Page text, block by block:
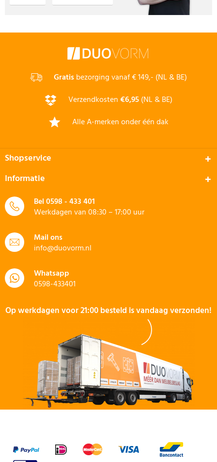
Gratisbezorging vanaf € 149,- (NL & BE)
Verzendkosten€6,95(NL & BE)
Alle A-merken onder één dak
Shopservice
Informatie
Bel0598 - 433 401
Werkdagen van 08:30 – 17:00 uur
Mail ons
info@duovorm.nl
Whatsapp
0598-433401
Op werkdagen voor 21:00 besteld is vandaag verzonden!